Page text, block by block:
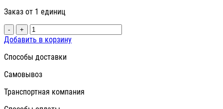
Заказ от 1 единиц
- +
Добавить в корзину
Способы доставки
Самовывоз
Транспортная компания